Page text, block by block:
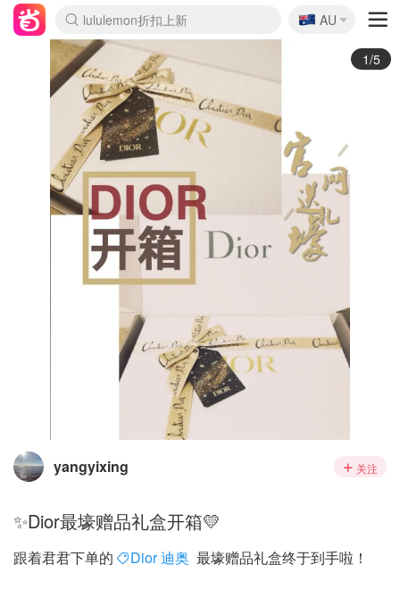
lululemon折扣上新
Sasa美妆护肤3.5折
SSENSE年中3折
FreshBeauty好价汇总
Cettire降价+叠9折
WWS Coles超市实拍
viagogo二手票捡漏
Myer超级周末1折
The Outnet奢牌1折起
David Jones 3折起
Flannels大牌1折
Perfumes Club护肤1折
AMIRO返校季6.2折
Amazon折扣汇总
eToro入金$200送$50
Amazon数码好物
ICONIC本周7.5折
ThedoubleF高奢地板价
Moose Knuckles 6折
丝芙兰5折起
EUFY官网3.7折起
Selenichast首饰2折
Trip机票酒店促销
YSL送5件彩妆礼
Amazon家居好物
Amazon美妆护肤
雅漾大喷$8
过敏原检测盒$33
伊索独家赠50ml沐浴露
科颜氏清仓3折
SEALIFE海洋馆门票6折
丝塔芙大白罐$16
订阅Newsletter送香薰
Cult Beauty 6.8折
Harrods圣诞日历2.3折
LN-CC奢牌私促3折
d'Alba空姐喷雾$16
EVE LOM套装逆天2折
Bernardelli独家4折
Adore Beauty 6折起
CT圣诞日历
Mytheresa奢品2.7折
Luxury Escapes 9折
Currentbody美容仪9折
MOON Garden Live
Roborock扫地机3.7折
Tingo Life水杯$24
Valentino官网5折
CR洗发护发6.3折
修丽可套装7.4折
Myer彩妆2件7折
GANNI官网4.5折
Stylevana韩妆4折
Tessabit高奢8.5折
OGX洗护4折
Amazon阿德莱德次日达
卡诗8.5折+赠礼
Philips Hue灯具8折
🇦🇺
AU
2/5
yangyixing 关注
✨Dior最壕赠品礼盒开箱💛
跟着君君下单的 Dior 迪奥 最壕赠品礼盒终于到手啦！